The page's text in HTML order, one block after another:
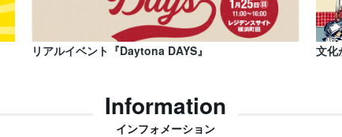
リアルイベント『Daytona DAYS』 文化
Information
インフォメーション